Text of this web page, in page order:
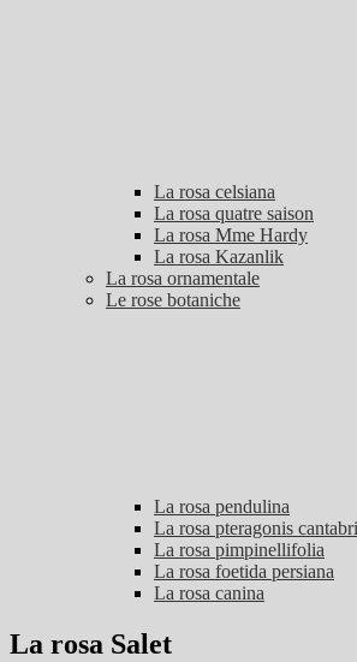
La rosa celsiana
La rosa quatre saison
La rosa Mme Hardy
La rosa Kazanlik
La rosa ornamentale
Le rose botaniche
La rosa pendulina
La rosa pteragonis
La rosa pimpinellifolia
La rosa foetida persiana
La rosa canina
La rosa Salet